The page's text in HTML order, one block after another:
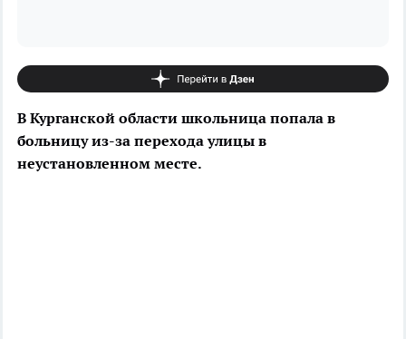
В Курганской области школьница попала в
больницу из-за перехода улицы в
неустановленном месте.